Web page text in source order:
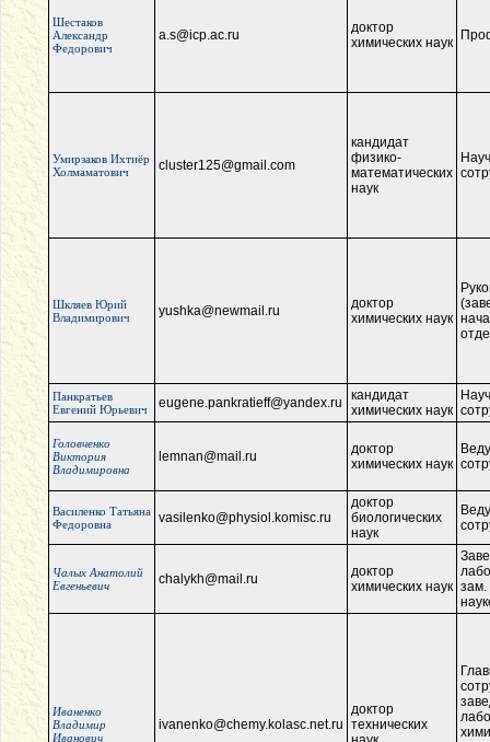
Шестаков
Александр
Федорович
a.s@icp.ac.ru
доктор
химических наук
Умирзаков Ихтиёр
Холмаматович
cluster125@gmail.com
кандидат
физико-
математических
наук
Шкляев Юрий
Владимирович
yushka@newmail.ru
доктор
химических наук
Панкратьев
Евгений Юрьевич
eugene.pankratieff@yandex.ru
кандидат
химических наук
Головченко
Виктория
Владимировна
lemnan@mail.ru
доктор
химических наук
Василенко Татьяна
Федоровна
vasilenko@physiol.komisc.ru
доктор
биологических
наук
Чалых Анатолий
Евгеньевич
chalykh@mail.ru
доктор
химических наук зам.
Иваненко
Владимир
Иванович
ivanenko@chemy.kolasc.net.ru
доктор
технических